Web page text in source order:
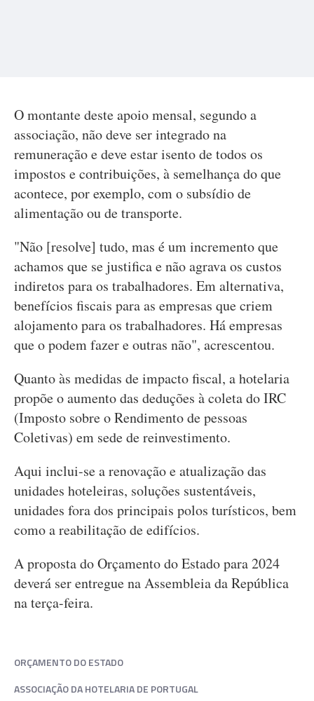
O montante deste apoio mensal, segundo a
associação, não deve ser integrado na
remuneração e deve estar isento de todos os
impostos e contribuições, à semelhança do que
acontece, por exemplo, com o subsídio de
alimentação ou de transporte.
"Não [resolve] tudo, mas é um incremento que
achamos que se justifica e não agrava os custos
indiretos para os trabalhadores. Em alternativa,
benefícios fiscais para as empresas que criem
alojamento para os trabalhadores. Há empresas
que o podem fazer e outras não", acrescentou.
Quanto às medidas de impacto fiscal, a hotelaria
propõe o aumento das deduções à coleta do IRC
(Imposto sobre o Rendimento de pessoas
Coletivas) em sede de reinvestimento.
Aqui inclui-se a renovação e atualização das
unidades hoteleiras, soluções sustentáveis,
unidades fora dos principais polos turísticos, bem
como a reabilitação de edifícios.
A proposta do Orçamento do Estado para 2024
deverá ser entregue na Assembleia da República
na terça-feira.
ORÇAMENTO DO ESTADO
ASSOCIAÇÃO DA HOTELARIA DE PORTUGAL